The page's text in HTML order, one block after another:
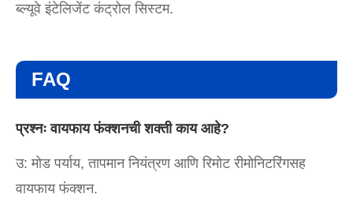
ब्ल्यूवे इंटेलिजेंट कंट्रोल सिस्टम.
FAQ
प्रश्नः वायफाय फंक्शनची शक्ती काय आहे?
उ: मोड पर्याय, तापमान नियंत्रण आणि रिमोट रीमोनिटरिंगसह
वायफाय फंक्शन.